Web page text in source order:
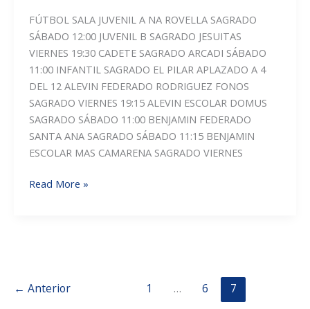
NOVIEMBRE
FÚTBOL SALA JUVENIL A NA ROVELLA SAGRADO
SÁBADO 12:00 JUVENIL B SAGRADO JESUITAS
VIERNES 19:30 CADETE SAGRADO ARCADI SÁBADO
11:00 INFANTIL SAGRADO EL PILAR APLAZADO A 4
DEL 12 ALEVIN FEDERADO RODRIGUEZ FONOS
SAGRADO VIERNES 19:15 ALEVIN ESCOLAR DOMUS
SAGRADO SÁBADO 11:00 BENJAMIN FEDERADO
SANTA ANA SAGRADO SÁBADO 11:15 BENJAMIN
ESCOLAR MAS CAMARENA SAGRADO VIERNES
PARTIDOS
Read More »
← Anterior 1 … 6 7